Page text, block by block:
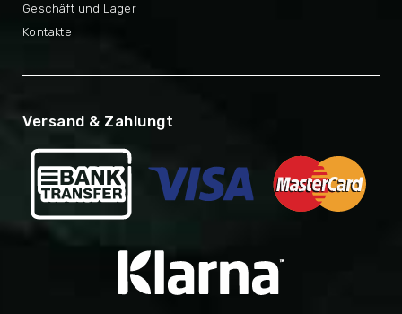
Geschäft und Lager
Kontakte
Versand & Zahlungt